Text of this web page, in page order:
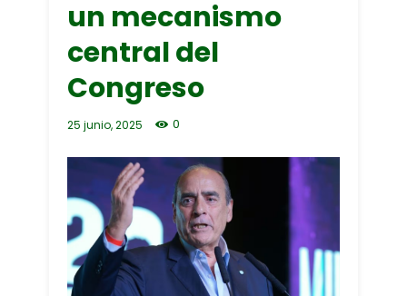
un mecanismo
central del
Congreso
25 junio, 2025 0